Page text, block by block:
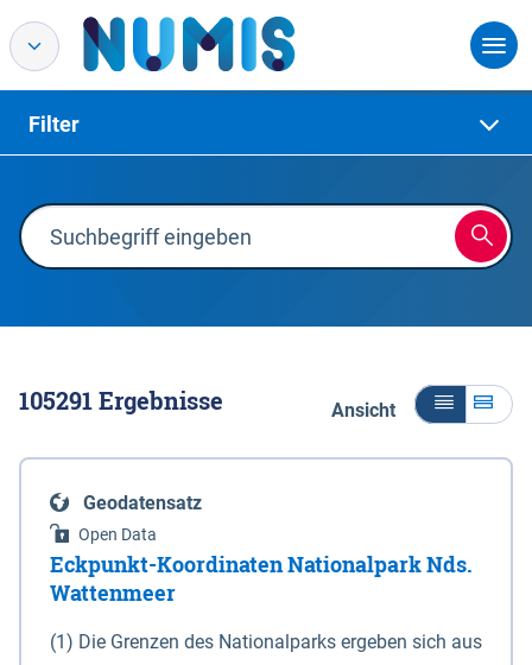
Filter
105291Ergebnisse Ansicht
Geodatensatz
Open Data
Eckpunkt-Koordinaten Nationalpark Nds.
Wattenmeer
(1) Die Grenzen des Nationalparks ergeben sich aus